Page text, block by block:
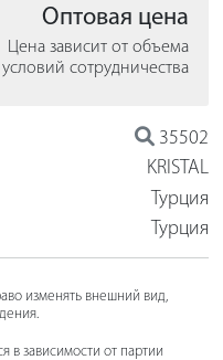
Оптовая цена
Цена зависит от объема
сотрудничества
35502
KRISTAL
Турция
Турция
изменять внешний вид,
в зависимости от партии